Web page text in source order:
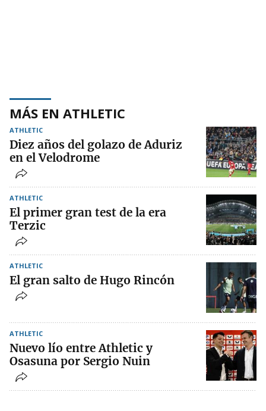
MÁS EN ATHLETIC
ATHLETIC
Diez años del golazo de Aduriz
en el Velodrome
ATHLETIC
El primer gran test de la era
Terzic
ATHLETIC
El gran salto de Hugo Rincón
ATHLETIC
Nuevo lío entre Athletic y
Osasuna por Sergio Nuin